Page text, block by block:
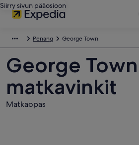
Siirry sivun pääosioon
Penang George Town
George Town
matkavinkit
Matkaopas